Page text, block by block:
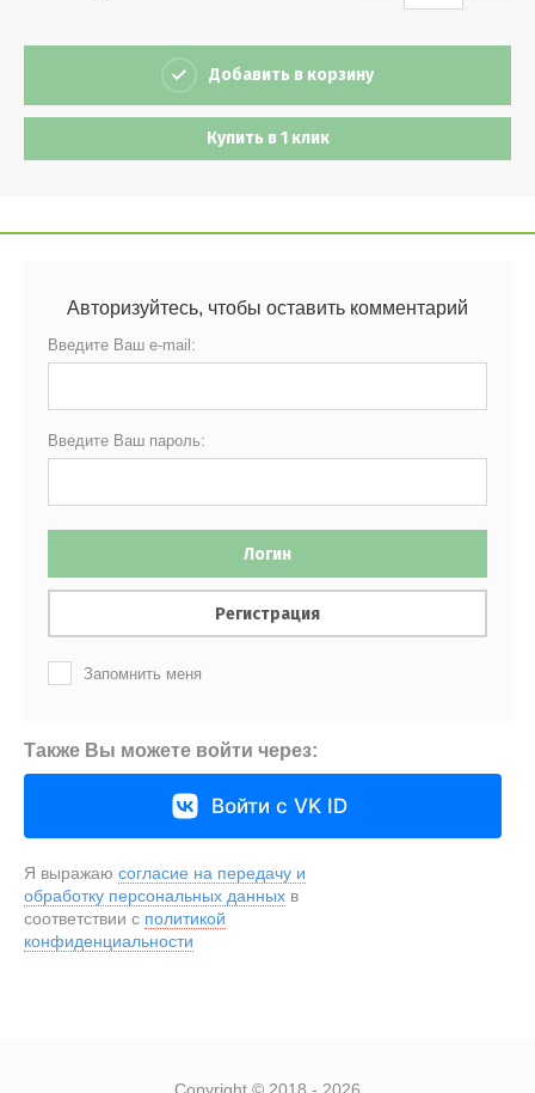
Добавить в корзину
Купить в 1 клик
Авторизуйтесь, чтобы оставить комментарий
Введите Ваш e-mail:
Введите Ваш пароль:
Логин
Регистрация
Запомнить меня
Также Вы можете войти через:
Войти с VK ID
Я выражаю согласие на передачу и
обработку персональных данных в
соответствии с политикой
конфиденциальности